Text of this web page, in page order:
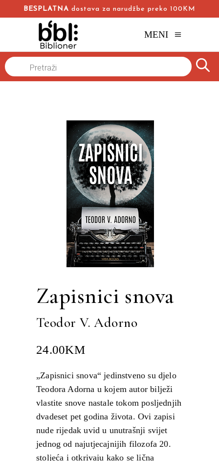
BESPLATNA dostava za narudžbe preko 100KM
MENI
Products
search
Zapisnici snova
Teodor V. Adorno
24.00KM
„Zapisnici snova“ jedinstveno su djelo
Teodora Adorna u kojem autor bilježi
vlastite snove nastale tokom posljednjih
dvadeset pet godina života. Ovi zapisi
nude rijedak uvid u unutrašnji svijet
jednog od najutjecajnijih filozofa 20.
stoljeća i otkrivaju kako se lična